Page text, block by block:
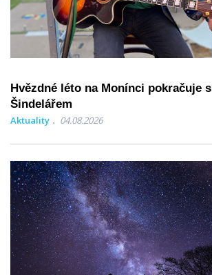
Hvězdné léto na Monínci pokračuje
Šindelářem
Aktuality 04.08.2026